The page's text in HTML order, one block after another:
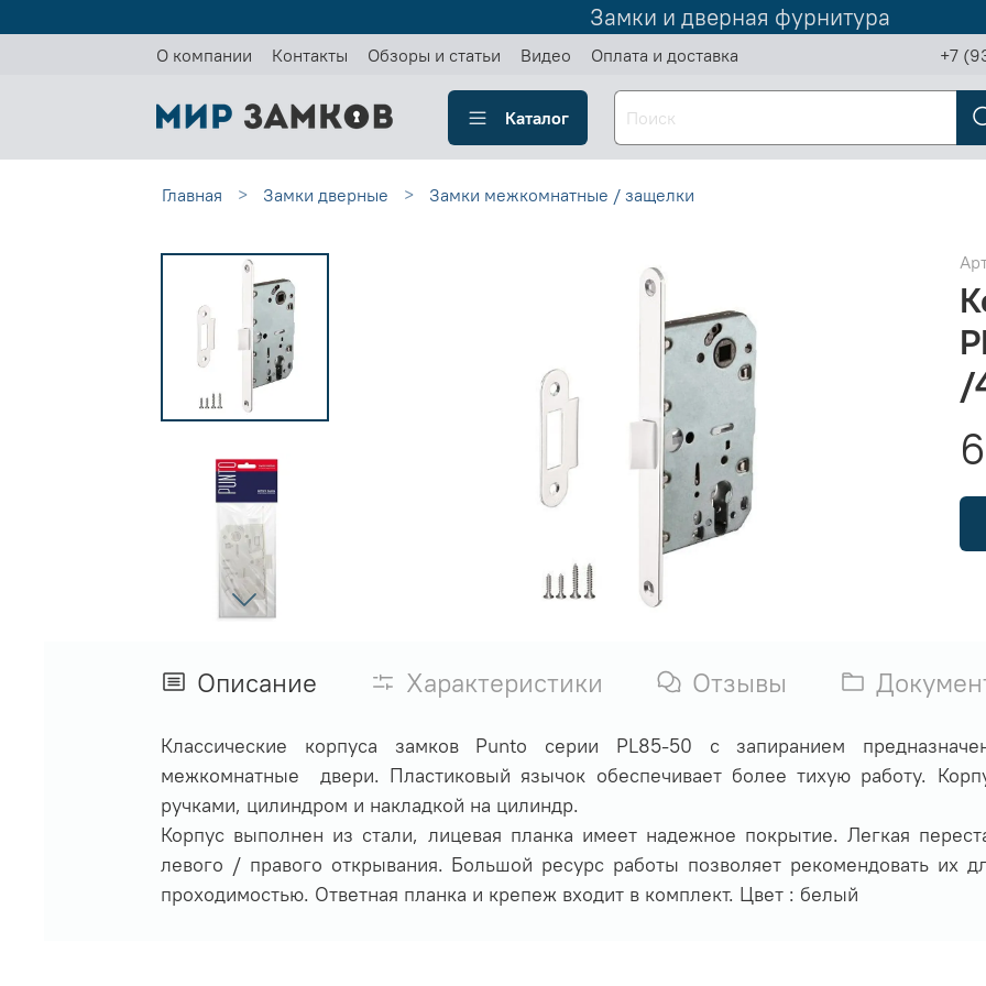
Замки и дверная фурнитура
О компании Контакты Обзоры и статьи Видео Оплата и доставка +7
Каталог
Главная Замки дверные Замки межкомнатные / защелки
/
Описание Характеристики Отзывы
Классические корпуса замков Punto cерии PL85-50 с запиранием
межкомнатные двери. Пластиковый язычок обеспечивает более тихую работу.
ручками, цилиндром и накладкой на цилиндр.
Корпус выполнен из стали, лицевая планка имеет надежное покрытие. Легкая
левого / правого открывания. Большой ресурс работы позволяет рекомендовать их
проходимостью. Ответная планка и крепеж входит в комплект. Цвет : белый